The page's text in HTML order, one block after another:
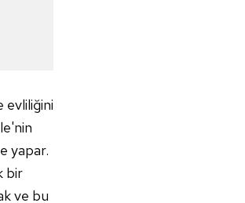
evliliğini
yapar.
bir
ve bu